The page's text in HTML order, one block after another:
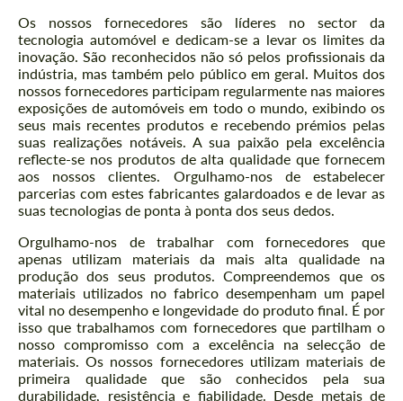
Os nossos fornecedores são líderes no sector da
tecnologia automóvel e dedicam-se a levar os limites da
inovação. São reconhecidos não só pelos profissionais da
indústria, mas também pelo público em geral. Muitos dos
nossos fornecedores participam regularmente nas maiores
exposições de automóveis em todo o mundo, exibindo os
seus mais recentes produtos e recebendo prémios pelas
suas realizações notáveis. A sua paixão pela excelência
reflecte-se nos produtos de alta qualidade que fornecem
aos nossos clientes. Orgulhamo-nos de estabelecer
parcerias com estes fabricantes galardoados e de levar as
suas tecnologias de ponta à ponta dos seus dedos.
Orgulhamo-nos de trabalhar com fornecedores que
apenas utilizam materiais da mais alta qualidade na
produção dos seus produtos. Compreendemos que os
materiais utilizados no fabrico desempenham um papel
vital no desempenho e longevidade do produto final. É por
isso que trabalhamos com fornecedores que partilham o
nosso compromisso com a excelência na selecção de
materiais. Os nossos fornecedores utilizam materiais de
primeira qualidade que são conhecidos pela sua
durabilidade, resistência e fiabilidade. Desde metais de